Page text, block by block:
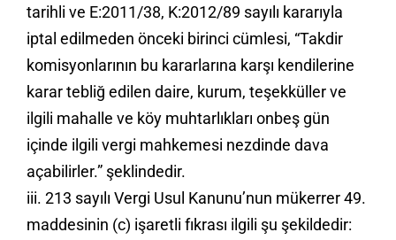
tarihli ve E:2011/38, K:2012/89 sayılı kararıyla
iptal edilmeden önceki birinci cümlesi, “Takdir
komisyonlarının bu kararlarına karşı kendilerine
karar tebliğ edilen daire, kurum, teşekküller ve
ilgili mahalle ve köy muhtarlıkları onbeş gün
içinde ilgili vergi mahkemesi nezdinde dava
açabilirler.” şeklindedir.
iii. 213 sayılı Vergi Usul Kanunu’nun mükerrer 49.
maddesinin (c) işaretli fıkrası ilgili şu şekildedir: